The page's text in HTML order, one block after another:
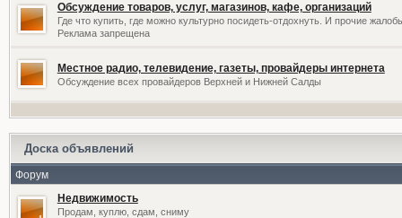
Обсуждение товаров, услуг, магазинов, кафе, организаций
Где что купить, где можно культурно посидеть-отдохнуть. И прочие
Реклама запрещена
Местное радио, телевидение, газеты, провайдеры интернета
Обсуждение всех провайдеров Верхней и Нижней Салды
Доска объявлений
Форум
Недвижимость
Продам, куплю, сдам, сниму